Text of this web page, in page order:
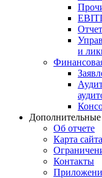
и
Об отчете
Карта сайта
Контакты